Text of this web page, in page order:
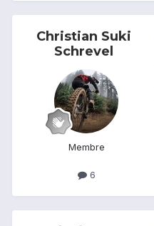
Christian Suki
Schrevel
Membre
6